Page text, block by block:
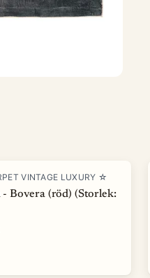
VINTAGE LUXURY ☆
- Bovera (röd) (Storlek: